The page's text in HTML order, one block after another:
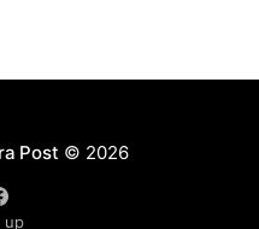
Post © 2026
up